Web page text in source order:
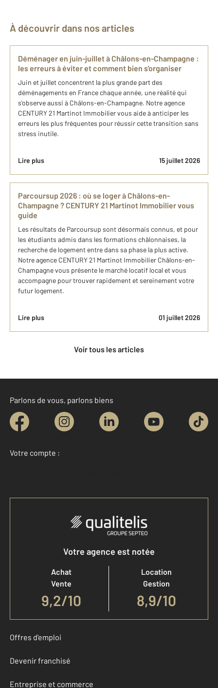
À découvrir dans nos articles
Déménager en juin-juillet à Châlons-en-Champagne :
les erreurs à éviter et comment bien s'organiser
Juin et juillet concentrent la plus grande part des
déménagements en France chaque année, une réalité qui
s'observe aussi à Châlons-en-Champagne. Notre agence
CENTURY 21 Martinot Immobilier vous aide à anticiper les
erreurs les plus fréquentes pour réussir cette transition sans
stress inutile.
Lire plus 15 juillet 2026
Parcoursup 2026 : où se loger à Châlons-en-
Champagne ? CENTURY 21 Martinot Immobilier vous
guide
Les résultats de Parcoursup sont désormais connus, et pour
les étudiants admis dans les formations châlonnaises, la
recherche de logement entre dans sa phase la plus active.
Notre agence CENTURY 21 Martinot Immobilier Châlons-en-
Champagne vous présente le marché locatif local et vous
accompagne pour trouver rapidement et sereinement votre
futur logement.
Lire plus 01 juillet 2026
Voir tous les articles
Parlons de vous, parlons biens
Votre compte :
Accéder à mon compte
Votre agence est notée
Achat
Vente
9,2/10
Location
Gestion
8,9/10
Offres d'emploi
Devenir franchisé
Entreprise et commerce